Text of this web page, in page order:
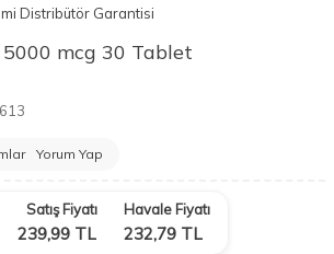
Distribütör Garantisi
mcg 30 Tablet
Yorum Yap
Satış Fiyatı
239,99 TL
Havale Fiyatı
232,79 TL